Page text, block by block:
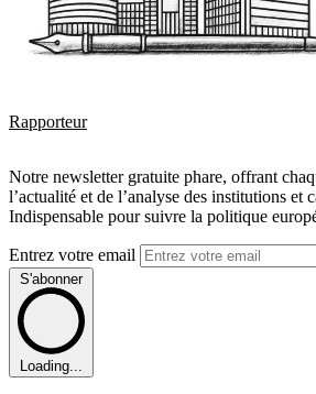
Rapporteur
Notre newsletter gratuite phare, offrant
l’actualité et de l’analyse des institutions et
Indispensable pour suivre la politique
Entrez votre email
S'abonner
Loading...